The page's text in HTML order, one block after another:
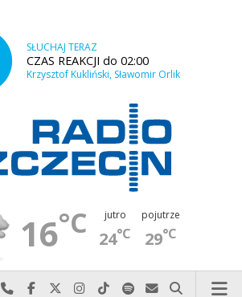
SŁUCHAJ TERAZ
CZAS REAKCJI do 02:00
Krzysztof Kukliński, Sławomir Orlik
16°C jutro
24°C
pojutrze
29°C
Najlepiej po prostu do nas zadzwoń
Odwiedź nas na Facebook-u
Odwiedź nas na X
Odwiedź nas na Instagram-ie
Odwiedź nas na TikTok-u
Szukaj nas na Spotify
Wyślij do nas
Szukaj